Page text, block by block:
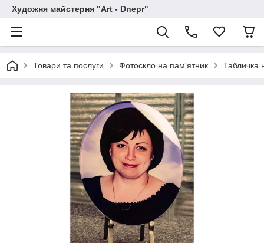
Художня майстерня "Art - Dnepr"
Товари та послуги Фотоскло на пам'ятник Табличка